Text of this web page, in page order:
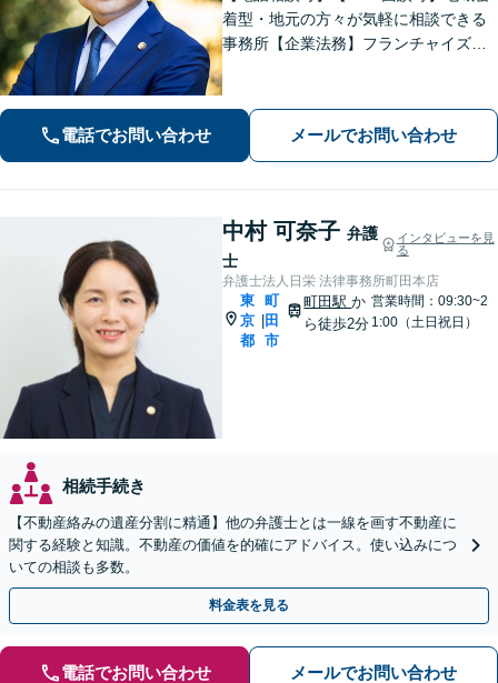
着型・地元の方々が気軽に相談できる
事務所【企業法務】フランチャイズ・
室】【町田駅4分】
電話でお問い合わせ メールでお問い合わせ
中村 可奈子 弁護
士
インタビューを見
る
弁護士法人日栄 法律事務所町田本店
東
京
都
町
田
市
町田駅か
ら徒歩2分
営業時間：09:30~2
1:00（土日祝日）
相続手続き
【不動産絡みの遺産分割に精通】他の弁護士とは一線を画す不動産に
関する経験と知識。不動産の価値を的確にアドバイス。使い込みにつ
いての相談も多数。
料金表を見る
電話でお問い合わせ メールでお問い合わせ